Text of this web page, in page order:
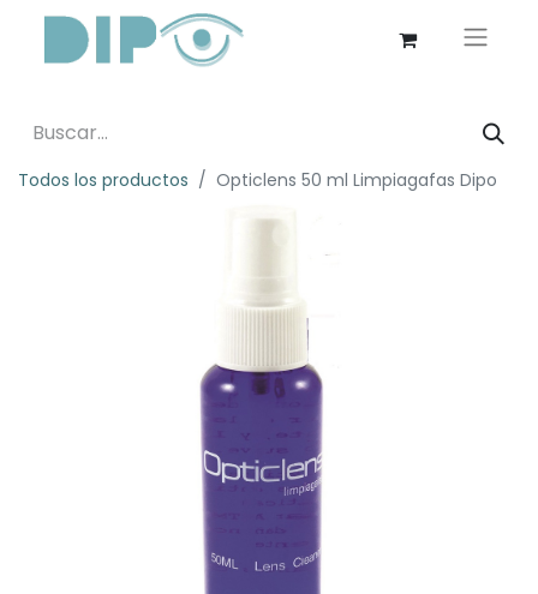
Todos los productos Opticlens 50 ml Limpiagafas Dipo